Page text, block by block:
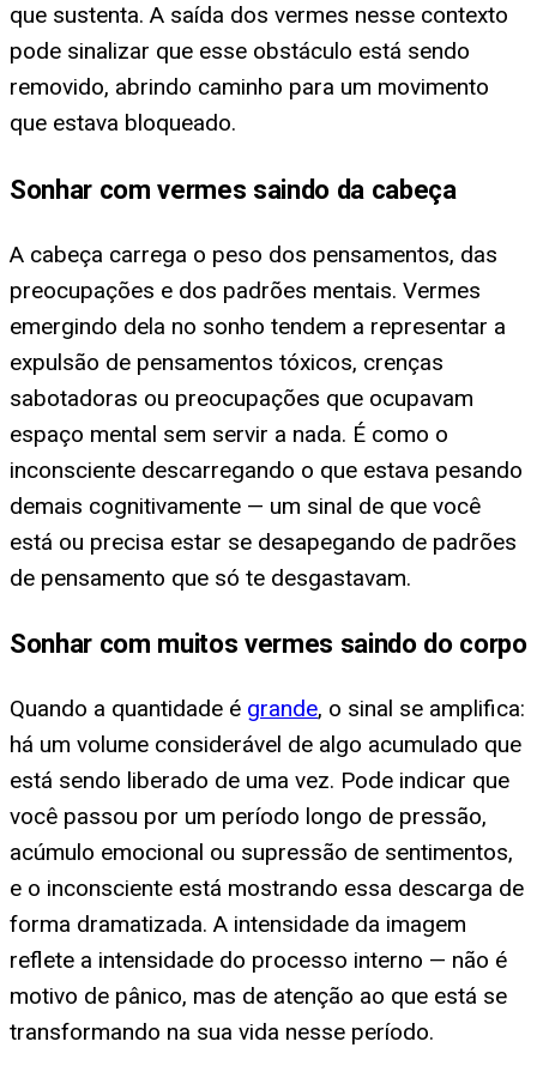
que sustenta. A saída dos vermes nesse contexto
pode sinalizar que esse obstáculo está sendo
removido, abrindo caminho para um movimento
que estava bloqueado.
Sonhar com vermes saindo da cabeça
A cabeça carrega o peso dos pensamentos, das
preocupações e dos padrões mentais. Vermes
emergindo dela no sonho tendem a representar a
expulsão de pensamentos tóxicos, crenças
sabotadoras ou preocupações que ocupavam
espaço mental sem servir a nada. É como o
inconsciente descarregando o que estava pesando
demais cognitivamente — um sinal de que você
está ou precisa estar se desapegando de padrões
de pensamento que só te desgastavam.
Sonhar com muitos vermes saindo do corpo
Quando a quantidade é grande, o sinal se amplifica:
há um volume considerável de algo acumulado que
está sendo liberado de uma vez. Pode indicar que
você passou por um período longo de pressão,
acúmulo emocional ou supressão de sentimentos,
e o inconsciente está mostrando essa descarga de
forma dramatizada. A intensidade da imagem
reflete a intensidade do processo interno — não é
motivo de pânico, mas de atenção ao que está se
transformando na sua vida nesse período.